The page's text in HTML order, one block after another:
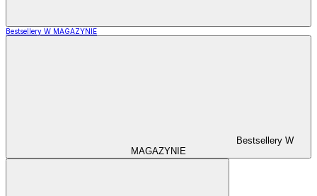
Bestsellery W MAGAZYNIE
Bestsellery W
MAGAZYNIE